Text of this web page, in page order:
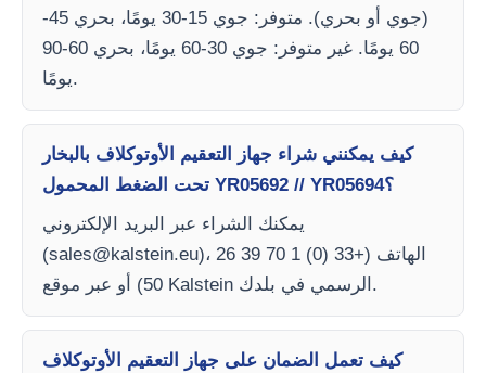
(جوي أو بحري). متوفر: جوي 15-30 يومًا، بحري 45-
60 يومًا. غير متوفر: جوي 30-60 يومًا، بحري 60-90
يومًا.
كيف يمكنني شراء جهاز التعقيم الأوتوكلاف بالبخار
تحت الضغط المحمول YR05692 // YR05694؟
يمكنك الشراء عبر البريد الإلكتروني
(sales@kalstein.eu)، الهاتف (+33 (0) 1 70 39 26
50) أو عبر موقع Kalstein الرسمي في بلدك.
كيف تعمل الضمان على جهاز التعقيم الأوتوكلاف